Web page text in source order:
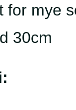
for mye
30cm